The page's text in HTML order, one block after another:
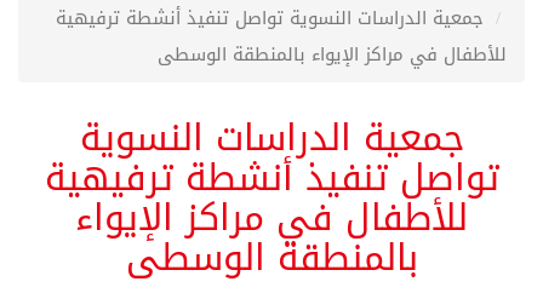
جمعية الدراسات النسوية تواصل تنفيذ أنشطة ترفيهية
للأطفال في مراكز الإيواء بالمنطقة الوسطى
جمعية الدراسات النسوية
تواصل تنفيذ أنشطة ترفيهية
للأطفال في مراكز الإيواء
بالمنطقة الوسطى